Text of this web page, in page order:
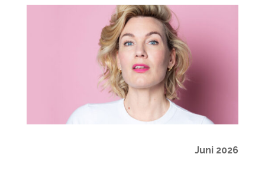
Juni 2026